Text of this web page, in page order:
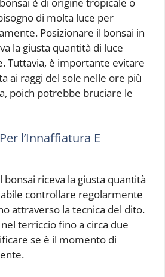
è di origine tropicale o
di molta luce per
Posizionare il bonsai in
la giusta quantità di luce
Tuttavia, è importante evitare
ai raggi del sole nelle ore più
poich potrebbe bruciare le
l’Innaffiatura E
bonsai riceva la giusta quantità
controllare regolarmente
attraverso la tecnica del dito.
terriccio fino a circa due
se è il momento di